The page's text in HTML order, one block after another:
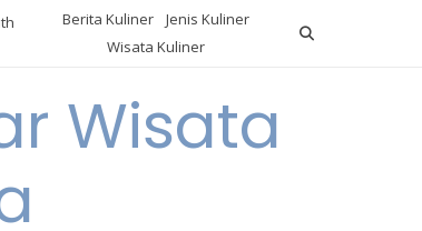
Berita Kuliner
Jenis Kuliner
Wisata Kuliner
Wisata